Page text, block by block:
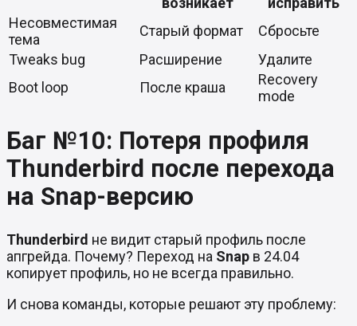
Несовместимая
тема
Старый формат
Сбросьте
Tweaks bug
Расширение
Удалите
Boot loop
После краша
Recovery
mode
Баг №10: Потеря профиля
Thunderbird после перехода
на Snap-версию
Thunderbird не видит старый профиль после
апгрейда. Почему? Переход на Snap в 24.04
копирует профиль, но не всегда правильно.
И снова команды, которые решают эту проблему: